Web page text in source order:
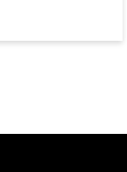
dat?